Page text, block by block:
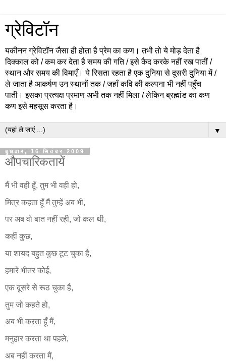
ग्रेविटॉन
यकीनन ग्रेविटॉन जैसा ही होता है प्रेम का कण। तभी तो ये मोड़ देता है
दिक्काल को / कम कर देता है समय की गति / इसे कैद करके नहीं रख पातीं /
स्थान और समय की विमाएँ। ये रिसता रहता है एक दुनिया से दूसरी दुनिया में /
ले जाता है आकर्षण उन स्थानों तक / जहाँ कवि की कल्पना भी नहीं पहुँच
पाती। इसका प्रत्यक्ष प्रमाण अभी तक नहीं मिला / लेकिन ब्रह्मांड का कण
कण इसे महसूस करता है।
▼
बुधवार, 16 सितंबर 2009
औपचारिकतायें
मैं भी वही हूँ, तुम भी वही हो,
मित्र कहता हूँ मैं तुम्हें अब भी,
पर अब वो बात नहीं रही, जो कल थी,
कहीं कुछ,
या शायद बहुत कुछ टूट चुका है,
हमारे भीतर कोई,
एक दूसरे से रूठ चुका है,
तुम जो कहते हो,
अब भी करता हूँ मैं,
मनुहार करता था पहले,
अब नहीं करता मैं,